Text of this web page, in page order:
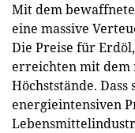
Mit dem
eine massive
Die Preise für
erreichten mit dem
Höchststände.
energieintensiven